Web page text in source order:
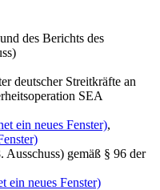
des Berichts des
deutscher Streitkräfte an
SEA
ein neues Fenster),
Ausschuss) gemäß § 96 der
ein neues Fenster)